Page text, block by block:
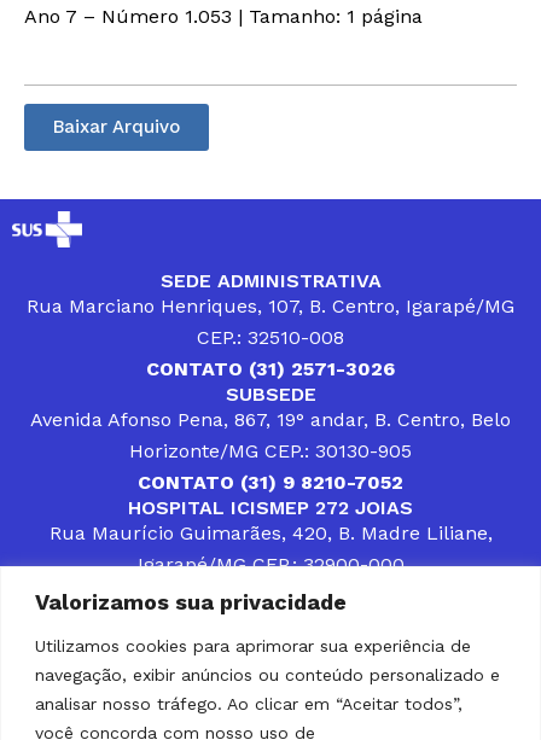
Valorizamos sua privacidade
Utilizamos cookies para aprimorar sua experiência de
navegação, exibir anúncios ou conteúdo personalizado e
analisar nosso tráfego. Ao clicar em “Aceitar todos”,
você concorda com nosso uso de
Ano 7 – Número 1.053 | Tamanho: 1 página
Baixar Arquivo
SEDE ADMINISTRATIVA
Rua Marciano Henriques, 107, B. Centro, Igarapé/MG
CEP.: 32510-008
CONTATO (31) 2571-3026
SUBSEDE
Avenida Afonso Pena, 867, 19° andar, B. Centro, Belo
Horizonte/MG CEP.: 30130-905
CONTATO (31) 9 8210-7052
HOSPITAL ICISMEP 272 JOIAS
Rua Maurício Guimarães, 420, B. Madre Liliane,
Igarapé/MG CEP.: 32900-000
CONTATOS (31) 3512-4400 ou (31) 9 8309-8660
DESENVOLVER SOLUÇÕES, AÇÕES E SERVIÇOS
PÚBLICOS QUE COMPLEMENTEM A ASSISTÊNCIA À
POPULAÇÃO DA REGIÃO EM QUE ATUA, SENDO
PARCEIRO DOS MUNICÍPIOS CONSORCIADOS NA
SOLUÇÃO DE DIFICULDADES ENFRENTADAS POR
GESTORES MUNICIPAIS, É O COMPROMISSO DO